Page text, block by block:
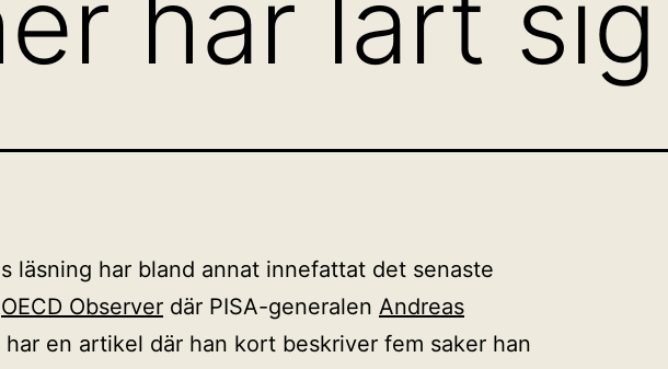
läsning har bland annat innefattat det senaste
OECD Observer där PISA-generalen Andreas
har en artikel där han kort beskriver fem saker han